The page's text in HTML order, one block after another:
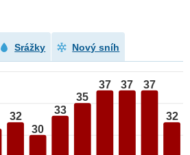
Srážky Nový sníh
32
30
33
35
37 37 37
32